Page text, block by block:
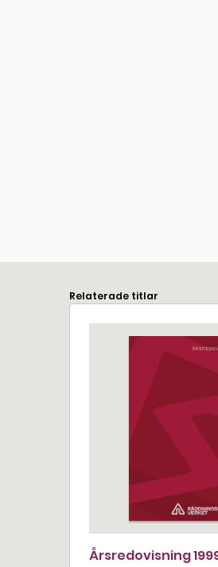
Relaterade titlar
Årsredovisning